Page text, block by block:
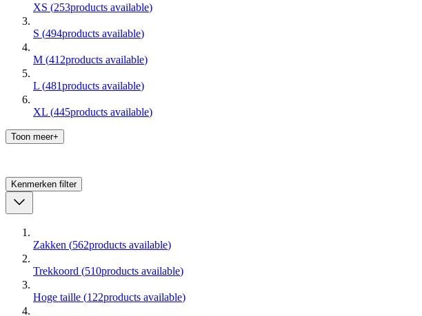
XS (253products available)
S (494products available)
M (412products available)
L (481products available)
XL (445products available)
Toon meer+
Kenmerken filter
Zakken (562products available)
Trekkoord (510products available)
Hoge taille (122products available)